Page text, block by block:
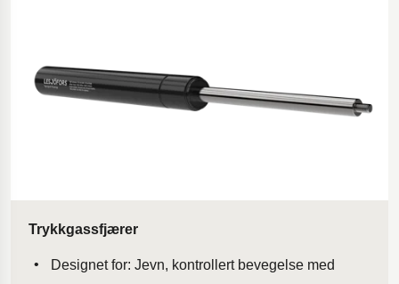
Trykkgassfjærer
Designet for: Jevn, kontrollert bevegelse med